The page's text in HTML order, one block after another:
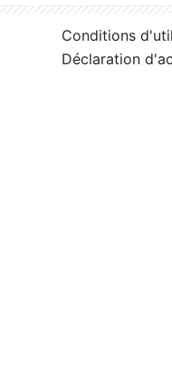
Conditions
Déclaration